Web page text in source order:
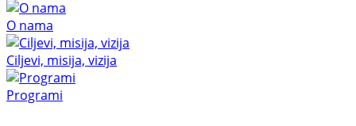
O nama
Ciljevi, misija, vizija
Programi